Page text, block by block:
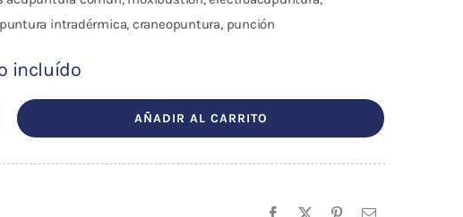
intradérmica, craneopuntura, punción
incluído
AÑADIR AL CARRITO